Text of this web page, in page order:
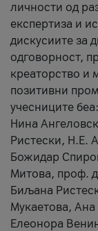
личности од
експертиза и
дискусиите за
одговорност,
креаторство и
позитивни
учесниците
Нина
Ристески, Н.Е.
Божидар
Митова, проф.
Биљана
Мукаетова,
Елеонора